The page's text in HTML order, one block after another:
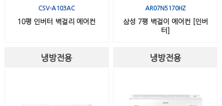
CSV-A103AC
10평 인버터 벽걸리 에어컨
AR07N5170HZ
삼성 7평 벽걸이 에어컨 [인버
터]
냉방전용 냉방전용